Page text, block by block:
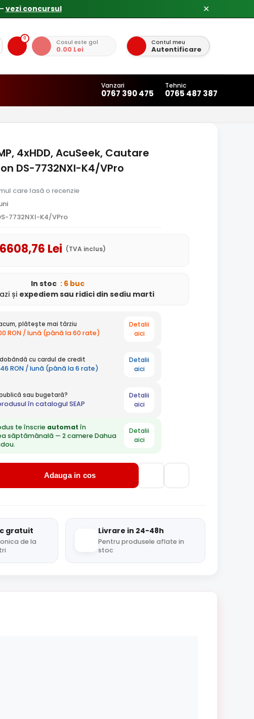
✕
0 Cosul este gol
0.00 Lei
Contul meu
Autentificare
Vanzari
0767 390 475
Tehnic
0765 487 387
4xHDD, AcuSeek, Cautare
DS-7732NXI-K4/VPro
care lasă o recenzie
7732NXI-K4/VPro
6608,76 Lei (TVA inclus)
In stoc : 6 buc
și expediemsau ridici din sediu marti
plătește mai târziu
RON / lună (până la 60 rate)
Detalii
aici
cu cardul de credit
RON / lună (până la 6 rate)
Detalii
aici
sau bugetară?
în catalogul SEAP
Detalii
aici
te înscrie automat în
săptămânală — 2 camere Dahua
Detalii
aici
Adauga in cos
gratuit
de la
Livrare in 24-48h
Pentru produsele aflate in
stoc